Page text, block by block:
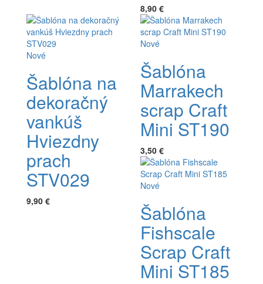
8,90 €
Nové
Šablóna na
dekoračný
vankúš
Hviezdny
prach
STV029
9,90 €
Nové
Šablóna
Marrakech
scrap Craft
Mini ST190
3,50 €
Nové
Šablóna
Fishscale
Scrap Craft
Mini ST185